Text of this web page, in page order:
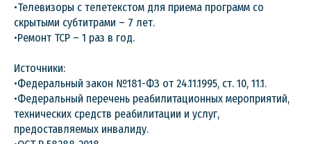
•Телевизоры с телетекстом для приема программ со
скрытыми субтитрами – 7 лет.
•Ремонт ТСР – 1 раз в год.
Источники:
•Федеральный закон №181-ФЗ от 24.11.1995, ст. 10, 11.1.
•Федеральный перечень реабилитационных мероприятий,
технических средств реабилитации и услуг,
предоставляемых инвалиду.